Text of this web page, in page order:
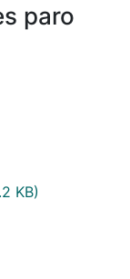
paro
KB)